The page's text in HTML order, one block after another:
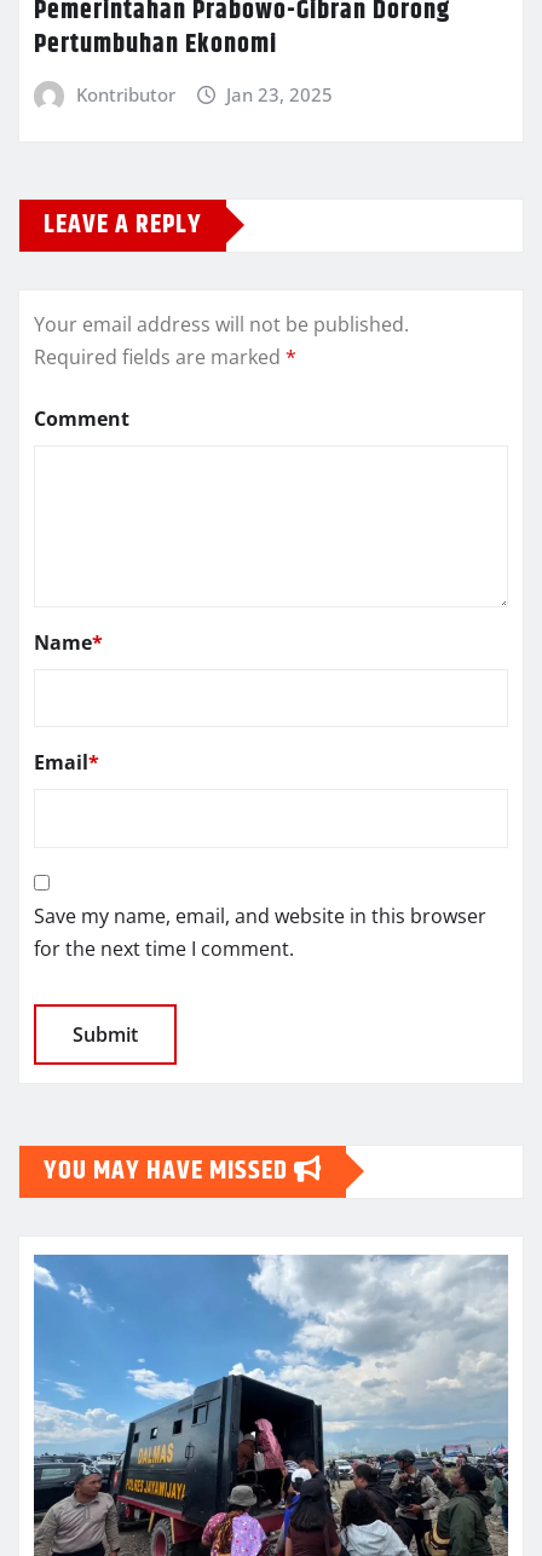
Pemerintahan Prabowo-Gibran Dorong
Pertumbuhan Ekonomi
Kontributor Jan 23, 2025
LEAVE A REPLY
Your email address will not be published.
Required fields are marked *
Comment
Name*
Email*
Save my name, email, and website in this browser
for the next time I comment.
YOU MAY HAVE MISSED